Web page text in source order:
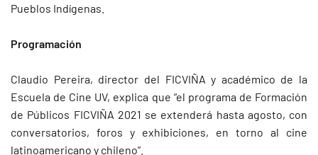
Pueblos Indígenas.
Programación
Claudio Pereira, director del FICVIÑA y académico de la
Escuela de Cine UV, explica que “el programa de Formación
de Públicos FICVIÑA 2021 se extenderá hasta agosto, con
conversatorios, foros y exhibiciones, en torno al cine
latinoamericano y chileno”.